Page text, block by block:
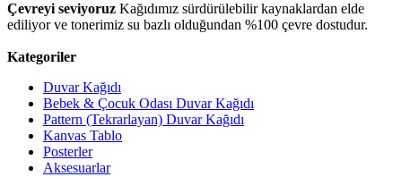
Çevreyi seviyoruz Kağıdımız sürdürülebilir kaynaklardan elde
ediliyor ve tonerimiz su bazlı olduğundan %100 çevre dostudur.
Kategoriler
Duvar Kağıdı
Bebek & Çocuk Odası Duvar Kağıdı
Pattern (Tekrarlayan) Duvar Kağıdı
Kanvas Tablo
Posterler
Aksesuarlar